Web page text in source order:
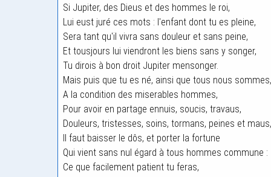
Si Jupiter, des Dieus et des hommes le roi,
Lui eust juré ces mots : l'enfant dont tu es pleine,
Sera tant qu'il vivra sans douleur et sans peine,
Et tousjours lui viendront les biens sans y songer,
Tu dirois à bon droit Jupiter mensonger.
Mais puis que tu es né, ainsi que tous nous sommes,
A la condition des miserables hommes,
Pour avoir en partage ennuis, soucis, travaus,
Douleurs, tristesses, soins, tormans, peines et maus,
Il faut baisser le dôs, et porter la fortune
Qui vient sans nul égard à tous hommes commune :
Ce que facilement patient tu feras,